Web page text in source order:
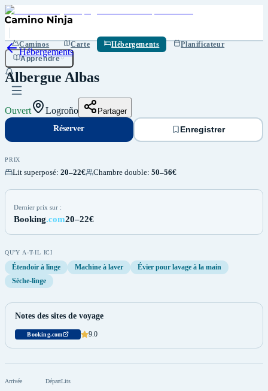
Caminos Carte Hébergements
Planificateur
Apprendre
Hébergements
Albergue Albas
Ouvert Logroño Partager
Réserver
Réserver Enregistrer
PRIX
Lit superposé: 20–22€ Chambre double: 50–56€
Dernier prix sur :
Booking.com20–22€
QU'Y A-T-IL ICI
Étendoir à linge Machine à laver
Évier pour lavage à la main
Sèche-linge
Notes des sites de voyage
Booking.com 9.0
Arrivée DépartLits